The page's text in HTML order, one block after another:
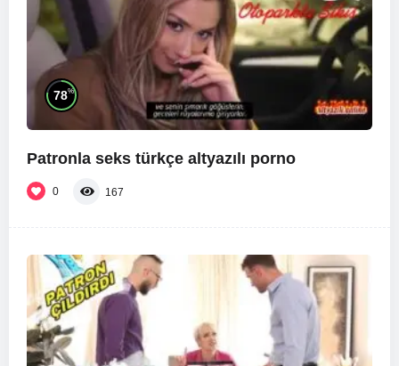
78%
Patronla seks türkçe altyazılı porno
0 167